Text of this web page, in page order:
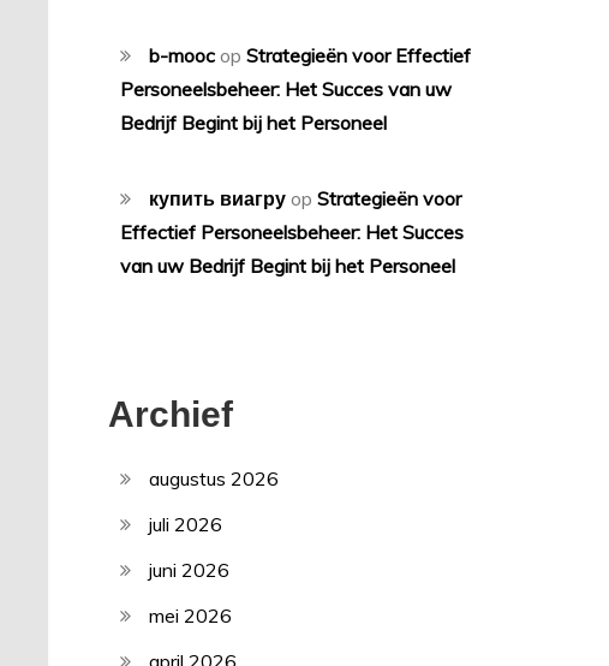
b-mooc op Strategieën voor Effectief
Personeelsbeheer: Het Succes van uw
Bedrijf Begint bij het Personeel
купить виагру op Strategieën voor
Effectief Personeelsbeheer: Het Succes
van uw Bedrijf Begint bij het Personeel
Archief
augustus 2026
juli 2026
juni 2026
mei 2026
april 2026